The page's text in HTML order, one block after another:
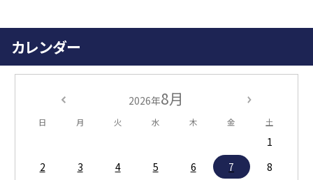
カレンダー
2026年8月
日 月 火 水 木 金 土
1
2
3 4 5 6 7
8